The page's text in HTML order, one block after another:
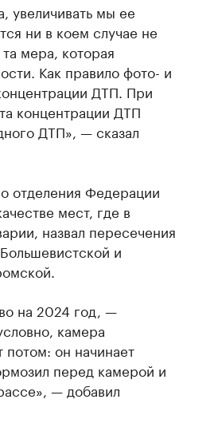
увеличивать мы ее
ни в коем случае не
мера, которая
Как правило фото- и
ДТП. При
концентрации ДТП
ДТП», — сказал
отделения Федерации
мест, где в
назвал пересечения
и
на 2024 год, —
камера
потом: он начинает
перед камерой и
— добавил